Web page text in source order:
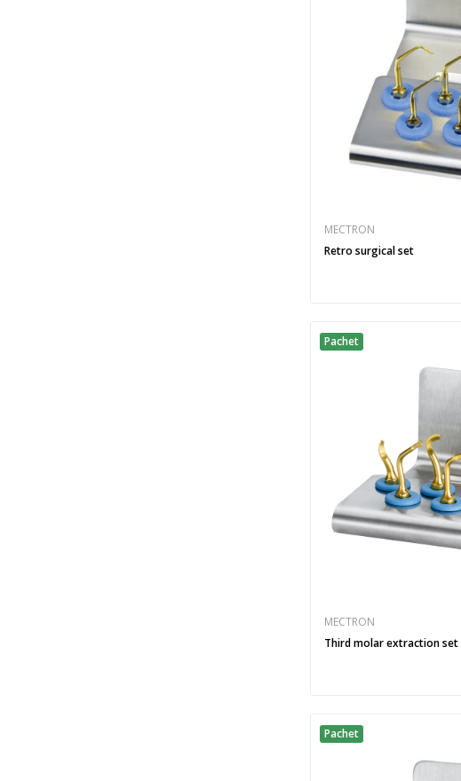
MECTRON
Retro surgical set
Pachet
MECTRON
Third molar extraction set
Pachet